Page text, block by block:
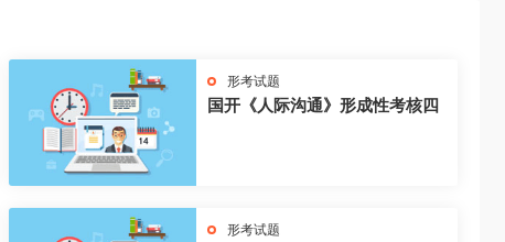
形考试题
国开《人际沟通》形成性考核四
形考试题